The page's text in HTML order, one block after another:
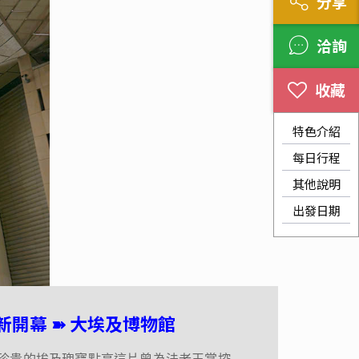
洽詢
特色介紹
每日行程
其他說明
出發日期
開幕 ➽ 大埃及博物館
開幕 ➽ 大埃及博物館